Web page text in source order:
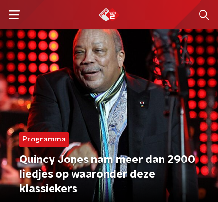
Programma
Quincy Jones nam meer dan 2900
liedjes op waaronder deze
klassiekers